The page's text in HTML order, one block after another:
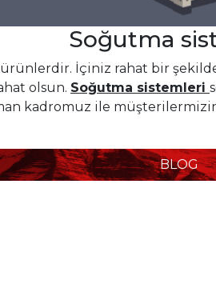
Soğutma
İçiniz rahat bir
olsun. Soğutma sistemleri
kadromuz ile
BLOG